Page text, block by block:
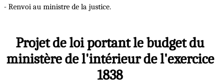
- Renvoi au ministre de la justice.
Projet de loi portant le budget du
ministère de l'intérieur de l'exercice
1838